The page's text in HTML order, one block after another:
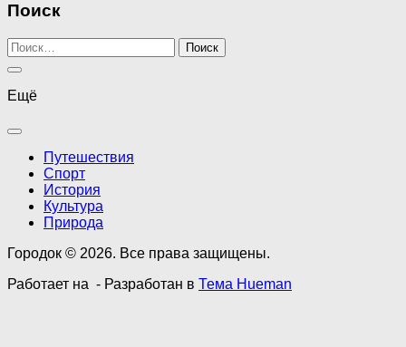
Поиск
Найти:
Ещё
Путешествия
Спорт
История
Культура
Природа
Городок © 2026. Все права защищены.
Работает на - Разработан в Тема Hueman